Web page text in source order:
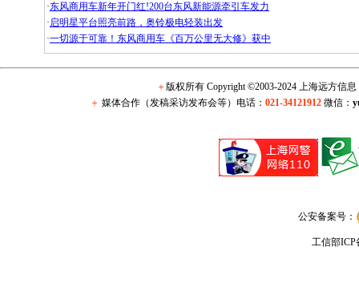
·东风商用车新年开门红!200台东风新能源牵引车发力
·启明星平台照亮前路，奥铃极电轻装出发
·一切源于可靠！东风商用车《百万公里无大修》获中
＋版权所有 Copyright ©2003-2024 上海远方信
＋ 媒体合作（发稿采访发布会等）电话：021-34121912 微信：
公安备案号：
工信部ICP